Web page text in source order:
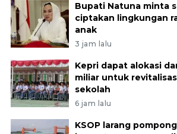
Bupati Natuna minta
ciptakan lingkungan
anak
3 jam lalu
Kepri dapat alokasi
miliar untuk
sekolah
6 jam lalu
KSOP larang